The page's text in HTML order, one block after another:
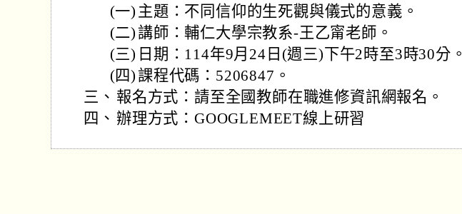
(一) 主題：不同信仰的生死觀與儀式的意義。
(二)講師：輔仁大學宗教系-王乙甯老師。
(三) 日期：114年9月24日(週三)下午2時至3時30分。
(四)課程代碼：5206847。
三、 報名方式：請至全國教師在職進修資訊網報名。
四、 辦理方式：GOOGLEMEET線上研習